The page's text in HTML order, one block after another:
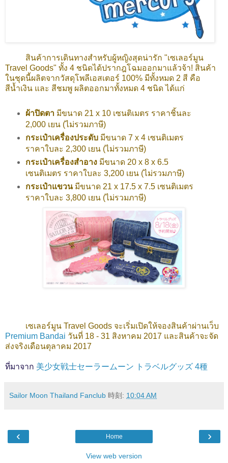
สินค้าการเดินทางสำหรับผู้หญิงสุดน่ารัก "เซเลอร์มูน
Travel Goods" ทั้ง 4 ชนิดได้ปรากฎโฉมออกมาแล้วจ้า! สินค้า
ในชุดนี้ผลิตจากวัสดุโพลีเอสเตอร์ 100% มีทั้งหมด 2 สี คือ
สีน้ำเงิน และ สีชมพู ผลิตออกมาทั้งหมด 4 ชนิด ได้แก่
ผ้าปิดตา มีขนาด 21 x 10 เซนติเมตร ราคาชิ้นละ
2,000 เยน (ไม่รวมภาษี)
กระเป๋าเครื่องประดับมีขนาด 7 x 4 เซนติเมตร
ราคาใบละ 2,300 เยน (ไม่รวมภาษี)
กระเป๋าเครื่องสำอางมีขนาด 20 x 8 x 6.5
เซนติเมตร ราคาใบละ 3,200 เยน (ไม่รวมภาษี)
กระเป๋าแขวนมีขนาด 21 x 17.5 x 7.5 เซนติเมตร
ราคาใบละ 3,800 เยน (ไม่รวมภาษี)
เซเลอร์มูน Travel Goods จะเริ่มเปิดให้จองสินค้าผ่านเว็บ
Premium Bandai วันที่ 18 - 31 สิงหาคม 2017 และสินค้าจะจัด
ส่งจริงเดือนตุลาคม 2017
ที่มาจาก 美少女戦士セーラームーン トラベルグッズ 4種
Sailor Moon Thailand Fanclub 時刻: 10:04 AM
‹ ›
Home
View web version